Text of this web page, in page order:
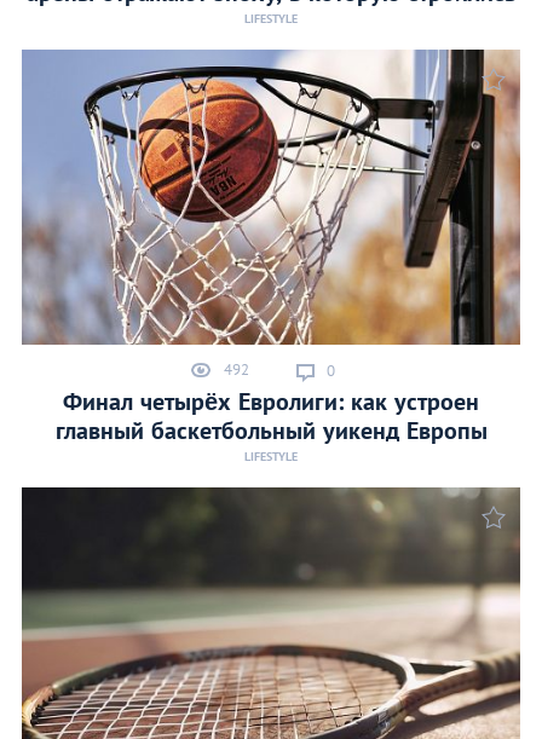
LIFESTYLE
492 0
Финал четырёх Евролиги: как устроен
главный баскетбольный уикенд Европы
LIFESTYLE